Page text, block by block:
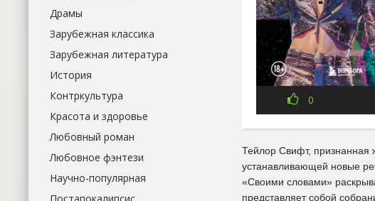
0
Тейлор Свифт, признанная
устанавливающей новые
«Своими словами»
представляет собой
Драмы
Зарубежная классика
Зарубежная литература
История
Контркультура
Красота и здоровье
Любовный роман
Любовное фэнтези
Научно-популярная